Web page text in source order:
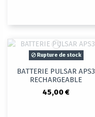
Rupture de stock
BATTERIE PULSAR APS3
RECHARGEABLE
45,00 €